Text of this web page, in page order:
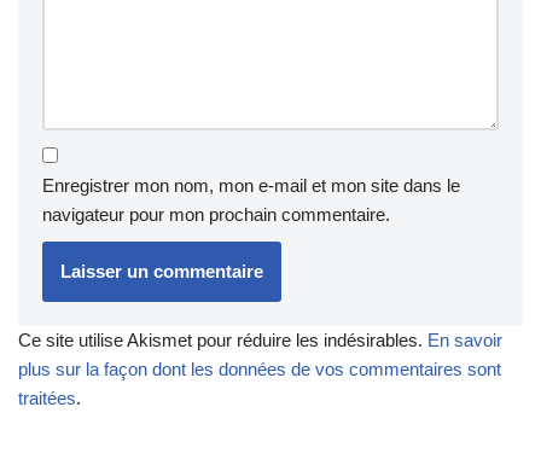
Enregistrer mon nom, mon e-mail et mon site dans le
navigateur pour mon prochain commentaire.
Ce site utilise Akismet pour réduire les indésirables. En savoir
plus sur la façon dont les données de vos commentaires sont
traitées.